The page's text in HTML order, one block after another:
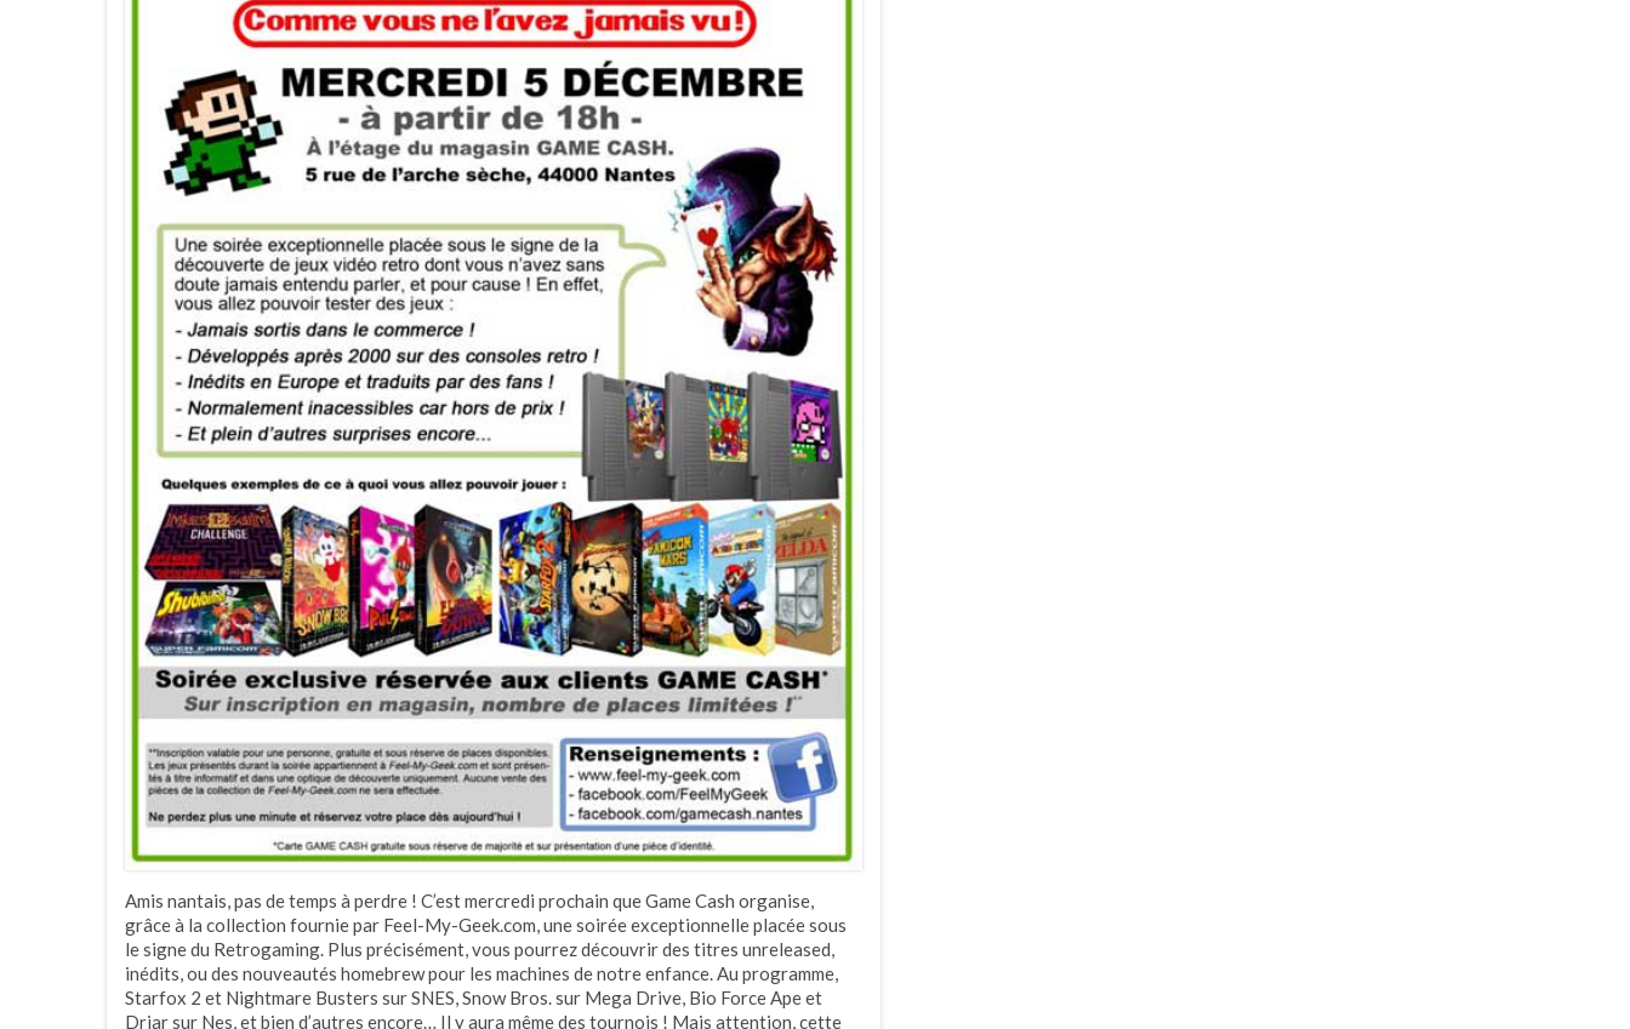
Amis nantais, pas de temps à perdre ! C’est mercredi prochain que Game Cash organise,
grâce à la collection fournie par Feel-My-Geek.com, une soirée exceptionnelle placée sous
le signe du Retrogaming. Plus précisément, vous pourrez découvrir des titres unreleased,
inédits, ou des nouveautés homebrew pour les machines de notre enfance. Au programme,
Starfox 2 et Nightmare Busters sur SNES, Snow Bros. sur Mega Drive, Bio Force Ape et
Driar sur Nes, et bien d’autres encore… Il y aura même des tournois ! Mais attention, cette